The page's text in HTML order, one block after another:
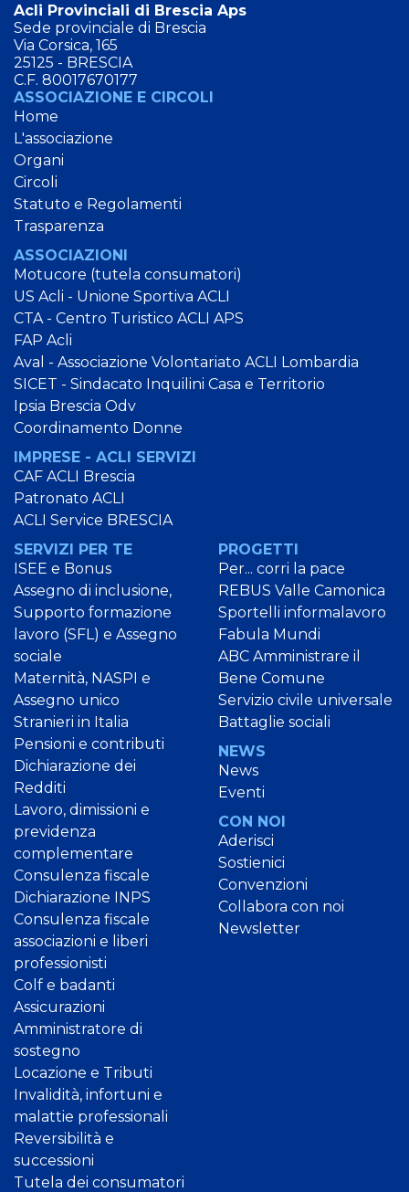
Acli Provinciali di Brescia Aps
Sede provinciale di Brescia
Via Corsica, 165
25125 - BRESCIA
C.F. 80017670177
ASSOCIAZIONE E CIRCOLI
Home
L'associazione
Organi
Circoli
Statuto e Regolamenti
Trasparenza
ASSOCIAZIONI
Motucore (tutela consumatori)
US Acli - Unione Sportiva ACLI
CTA - Centro Turistico ACLI APS
FAP Acli
Aval - Associazione Volontariato ACLI Lombardia
SICET - Sindacato Inquilini Casa e Territorio
Ipsia Brescia Odv
Coordinamento Donne
IMPRESE - ACLI SERVIZI
CAF ACLI Brescia
Patronato ACLI
ACLI Service BRESCIA
SERVIZI PER TE
ISEE e Bonus
Assegno di inclusione,
Supporto formazione
lavoro (SFL) e Assegno
sociale
Maternità, NASPI e
Assegno unico
Stranieri in Italia
Pensioni e contributi
Dichiarazione dei
Redditi
Lavoro, dimissioni e
previdenza
complementare
Consulenza fiscale
Dichiarazione INPS
Consulenza fiscale
associazioni e liberi
professionisti
Colf e badanti
Assicurazioni
Amministratore di
sostegno
Locazione e Tributi
Invalidità, infortuni e
malattie professionali
Reversibilità e
successioni
Tutela dei consumatori
PROGETTI
Per... corri la pace
REBUS Valle Camonica
Sportelli informalavoro
Fabula Mundi
ABC Amministrare il
Bene Comune
Servizio civile universale
Battaglie sociali
NEWS
News
Eventi
CON NOI
Aderisci
Sostienici
Convenzioni
Collabora con noi
Newsletter